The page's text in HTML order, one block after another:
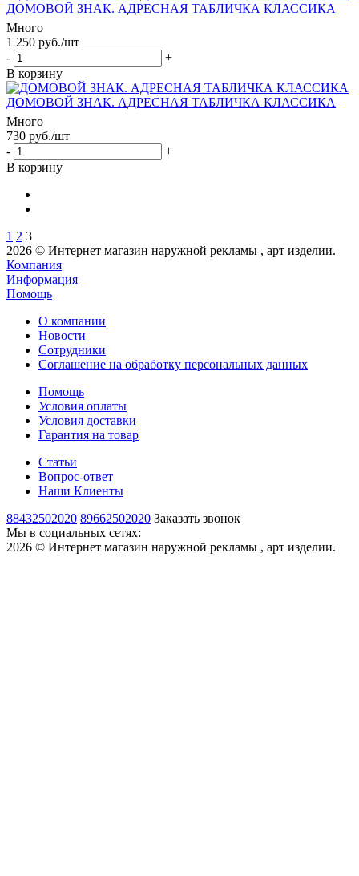
ДОМОВОЙ ЗНАК. АДРЕСНАЯ ТАБЛИЧКА КЛАССИКА
Много
1 250 руб./шт
-
+
В корзину
ДОМОВОЙ ЗНАК. АДРЕСНАЯ ТАБЛИЧКА КЛАССИКА
Много
730 руб./шт
-
+
В корзину
1 2 3
2026 © Интернет магазин наружной рекламы , арт изделии.
Компания
Информация
Помощь
О компании
Новости
Сотрудники
Соглашение на обработку персональных данных
Помощь
Условия оплаты
Условия доставки
Гарантия на товар
Статьи
Вопрос-ответ
Наши Клиенты
88432502020 89662502020 Заказать звонок
Мы в социальных сетях:
2026 © Интернет магазин наружной рекламы , арт изделии.